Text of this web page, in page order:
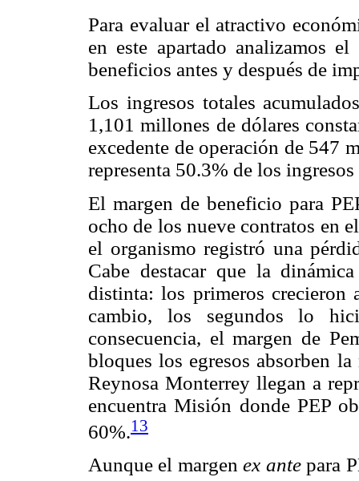
Para evaluar el atractivo
en este apartado analizamos
beneficios antes y después de
Los ingresos totales
1,101 millones de dólares
excedente de operación de 547
representa 50.3% de los ingresos
El margen de beneficio para
ocho de los nueve contratos en
el organismo registró una
Cabe destacar que la
distinta: los primeros
cambio, los segundos lo
consecuencia, el margen de
bloques los egresos absorben
Reynosa Monterrey llegan a
encuentra Misión donde PEP
60%.13
Aunque el margenex antepara